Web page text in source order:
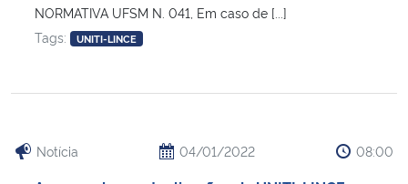
NORMATIVA UFSM N. 041, Em caso de [...]
Tags:
UNITI-LINCE
Notícia 04/01/2022 08:00